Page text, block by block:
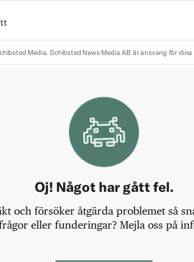
Media. Schibsted News Media AB är ansvarig för
Oj! Något har gått fel.
och försöker åtgärda problemet så
eller funderingar? Mejla oss på